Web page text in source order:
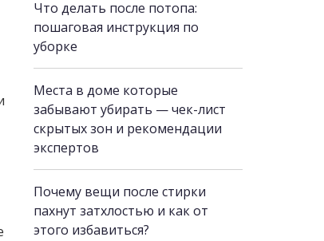
Что делать после потопа:
пошаговая инструкция по
уборке
Места в доме которые
забывают убирать — чек-лист
скрытых зон и рекомендации
экспертов
Почему вещи после стирки
пахнут затхлостью и как от
этого избавиться?